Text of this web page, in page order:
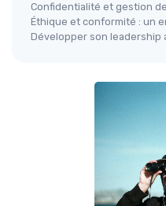
Confidentialité et gestion
Éthique et conformité : un
Développer son leadership